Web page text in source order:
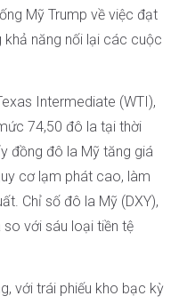
Mỹ Trump về việc đạt
năng nối lại các cuộc
Intermediate (WTI),
74,50 đô la tại thời
đồng đô la Mỹ tăng giá
cơ lạm phát cao, làm
Chỉ số đô la Mỹ (DXY),
với sáu loại tiền tệ
với trái phiếu kho bạc kỳ